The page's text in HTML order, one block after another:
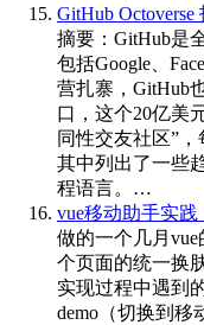
GitHub
摘要：GitHub是
包括Google、
营扎寨，GitHub
口，这个20亿美
同性交友社区”，
其中列出了一些
程语言。…
vue移动助手实
做的一个几月
个页面的统一换
实现过程中遇到
demo（切换到移